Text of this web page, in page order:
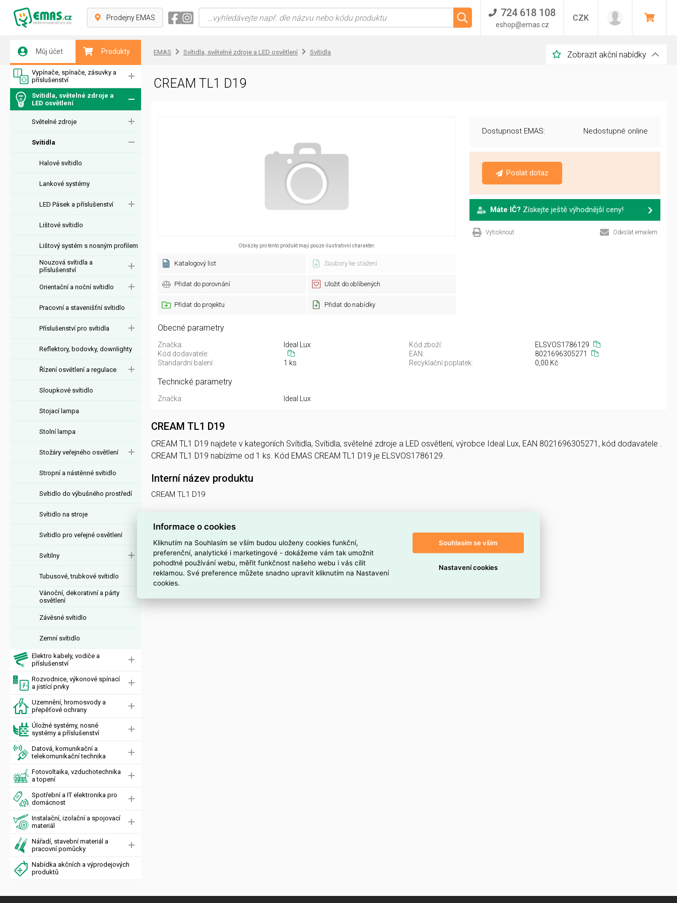
Prodejny EMAS 724 618 108
eshop@emas.cz
CZK
Můj účet Produkty
Vypínače, spínače, zásuvky a
příslušenství
Svítidla, světelné zdroje a
LED osvětlení
Světelné zdroje
Svítidla
Halové svítidlo
Lankové systémy
LED Pásek a příslušenství
Lištové svítidlo
Lištový systém s nosným profilem
Nouzová svítidla a
příslušenství
Orientační a noční svítidlo
Pracovní a stavenišťní svítidlo
Příslušenství pro svítidla
Reflektory, bodovky, downlighty
Řízení osvětlení a regulace
Sloupkové svítidlo
Stojací lampa
Stolní lampa
Stožáry veřejného osvětlení
Stropní a nástěnné svítidlo
Svítidlo do výbušného prostředí
Svítidlo na stroje
Svítidlo pro veřejné osvětlení
Svítilny
Tubusové, trubkové svítidlo
Vánoční, dekorativní a párty
osvětlení
Závěsné svítidlo
Zemní svítidlo
Elektro kabely, vodiče a
příslušenství
Rozvodnice, výkonové spínací
a jistící prvky
Uzemnění, hromosvody a
přepěťové ochrany
Úložné systémy, nosné
systémy a příslušenství
Datová, komunikační a
telekomunikační technika
Fotovoltaika, vzduchotechnika
a topení
Spotřební a IT elektronika pro
domácnost
Instalační, izolační a spojovací
materiál
Nářadí, stavební materiál a
pracovní pomůcky
Nabídka akčních a výprodejových
produktů
EMAS Svítidla, světelné zdroje a LED osvětlení Svítidla Zobrazit akční nabídky
CREAM TL1 D19
Obrázky pro tento produkt mají pouze ilustrativní charakter.
Katalogový list Soubory ke stažení
Přidat do porovnání Uložit do oblíbených
Přidat do projektu Přidat do nabídky
Dostupnost EMAS: Nedostupné online
Poslat dotaz
Máte IČ? Získejte ještě výhodnější ceny!
Vytisknout Odeslat emailem
Obecné parametry
Značka: Ideal Lux Kód zboží:
ELSVOS1786129
Kód dodavatele:
EAN:
8021696305271
Standardní balení:
1 ks Recyklační poplatek: 0,00 Kč
Technické parametry
Značka: Ideal Lux
CREAM TL1 D19
CREAM TL1 D19 najdete v kategoriích Svítidla, Svítidla, světelné zdroje a LED osvětlení, výrobce Ideal Lux, EAN 8021696305271, kód dodavatele .
CREAM TL1 D19 nabízíme od 1 ks. Kód EMAS CREAM TL1 D19 je ELSVOS1786129.
Interní název produktu
CREAM TL1 D19
Informace o cookies
Kliknutím na Souhlasím se vším budou uloženy cookies funkční,
preferenční, analytické i marketingové - dokážeme vám tak umožnit
pohodlné používání webu, měřit funkčnost našeho webu i vás cílit
reklamou. Své preference můžete snadno upravit kliknutím na Nastavení
cookies.
Souhlasím se vším
Nastavení cookies